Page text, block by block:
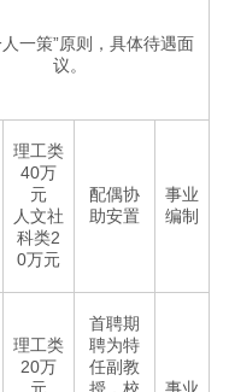
一策”原则，具体待遇面
议。
理工类
40万
元
人文社
科类2
0万元
配偶协
助安置
事业
编制
理工类
20万
首聘期
聘为特
任副教